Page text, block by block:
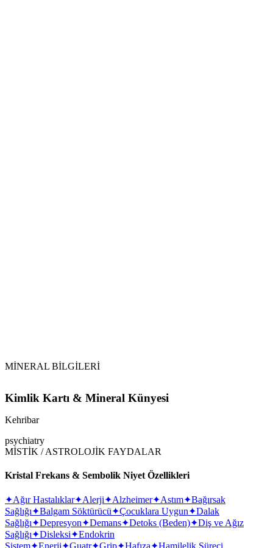
MİNERAL BİLGİLERİ
Kimlik Kartı & Mineral Künyesi
Kehribar
psychiatry
MİSTİK / ASTROLOJİK FAYDALAR
Kristal Frekans & Sembolik Niyet Özellikleri
✦Ağır Hastalıklar✦Alerji✦Alzheimer✦Astım✦Bağırsak
Sağlığı✦Balgam Söktürücü✦Çocuklara Uygun✦Dalak
Sağlığı✦Depresyon✦Demans✦Detoks (Beden)✦Diş ve Ağız
Sağlığı✦Disleksi✦Endokrin